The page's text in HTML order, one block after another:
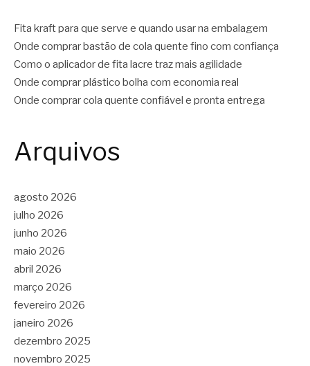
Fita kraft para que serve e quando usar na embalagem
Onde comprar bastão de cola quente fino com confiança
Como o aplicador de fita lacre traz mais agilidade
Onde comprar plástico bolha com economia real
Onde comprar cola quente confiável e pronta entrega
Arquivos
agosto 2026
julho 2026
junho 2026
maio 2026
abril 2026
março 2026
fevereiro 2026
janeiro 2026
dezembro 2025
novembro 2025